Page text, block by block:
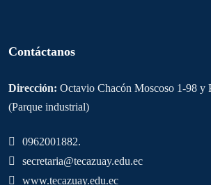
Contáctanos
Dirección: Octavio Chacón Moscoso 1-98 y
(Parque industrial)
0962001882.
secretaria@tecazuay.edu.ec
www.tecazuay.edu.ec